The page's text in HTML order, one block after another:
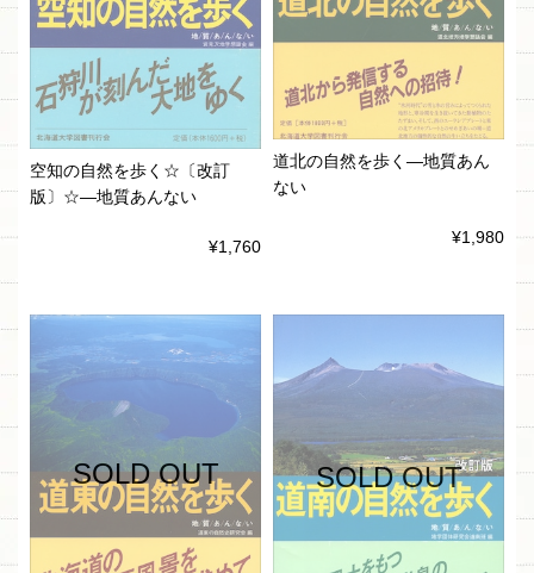
空知の自然を歩く☆〔改訂
版〕☆―地質あんない
¥1,760
道北の自然を歩く―地質あん
ない
¥1,980
SOLD OUT SOLD OUT